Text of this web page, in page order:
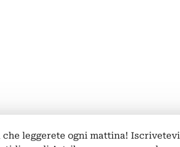
che leggerete ogni mattina!